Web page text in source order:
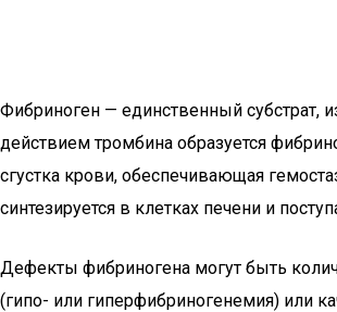
Фибриноген — единственный субстрат,
действием тромбина образуется
сгустка крови, обеспечивающая
синтезируется в клетках печени и
Дефекты фибриногена могут быть
(гипо- или гиперфибриногенемия) или